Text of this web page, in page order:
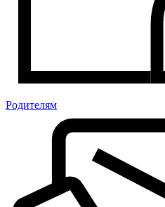
Родителям